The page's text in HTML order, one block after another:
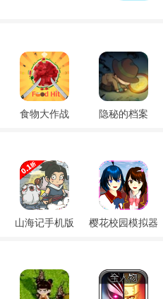
食物大作战 隐秘的档案
山海记手机版
樱花校园模拟器